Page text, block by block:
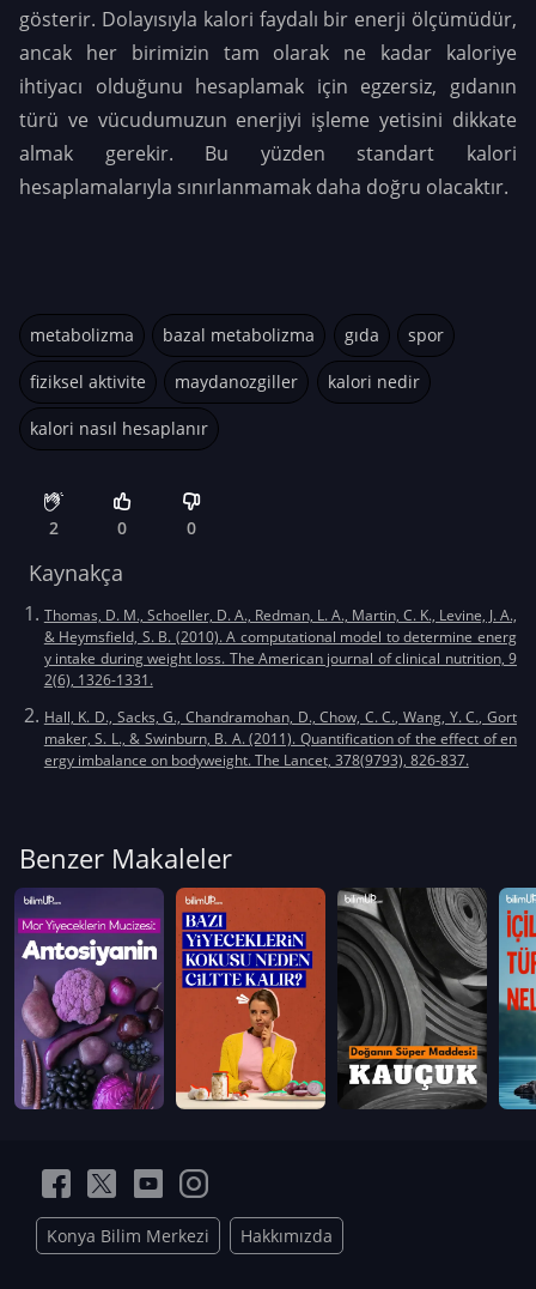
gösterir. Dolayısıyla kalori faydalı bir enerji ölçümüdür,
ancak her birimizin tam olarak ne kadar kaloriye
ihtiyacı olduğunu hesaplamak için egzersiz, gıdanın
türü ve vücudumuzun enerjiyi işleme yetisini dikkate
almak gerekir. Bu yüzden standart kalori
hesaplamalarıyla sınırlanmamak daha doğru olacaktır.
metabolizma bazal metabolizma gıda spor
fiziksel aktivite maydanozgiller kalori nedir
kalori nasıl hesaplanır
2 0 0
Kaynakça
Thomas, D. M., Schoeller, D. A., Redman, L. A., Martin, C. K., Levine, J. A.,
& Heymsfield, S. B. (2010). A computational model to determine energ
y intake during weight loss. The American journal of clinical nutrition, 9
2(6), 1326-1331.
Hall, K. D., Sacks, G., Chandramohan, D., Chow, C. C., Wang, Y. C., Gort
maker, S. L., & Swinburn, B. A. (2011). Quantification of the effect of en
ergy imbalance on bodyweight. The Lancet, 378(9793), 826-837.
Benzer Makaleler
Konya Bilim Merkezi Hakkımızda